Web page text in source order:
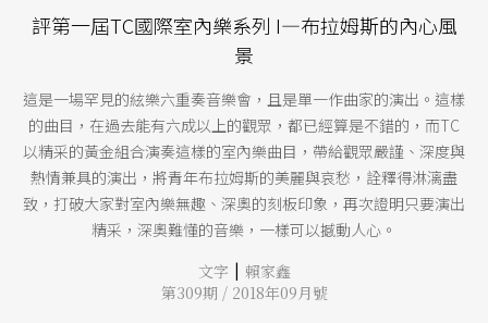
評第一屆TC國際室內樂系列 I—布拉姆斯的內心風
景
這是一場罕見的絃樂六重奏音樂會，且是單一作曲家的演出。這樣
的曲目，在過去能有六成以上的觀眾，都已經算是不錯的，而TC
以精采的黃金組合演奏這樣的室內樂曲目，帶給觀眾嚴謹、深度與
熱情兼具的演出，將青年布拉姆斯的美麗與哀愁，詮釋得淋漓盡
致，打破大家對室內樂無趣、深奧的刻板印象，再次證明只要演出
精采，深奧難懂的音樂，一樣可以撼動人心。
文字 | 賴家鑫
第309期 / 2018年09月號